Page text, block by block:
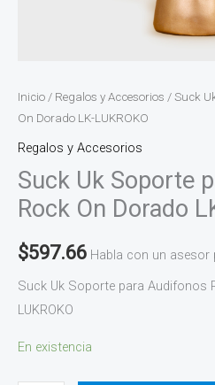
Inicio / Regalos y Accesorios / Suck
On Dorado LK-LUKROKO
Regalos y Accesorios
Suck Uk Soporte
Rock On Dorado
$597.66 Habla con un asesor
Suck Uk Soporte para Audifonos
LUKROKO
En existencia